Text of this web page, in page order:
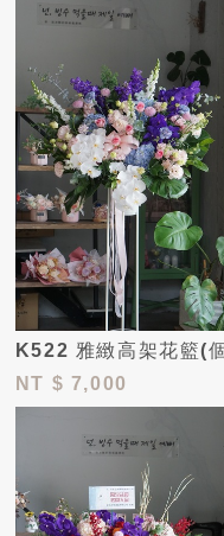
K522 雅緻高架花籃(
NT $ 7,000